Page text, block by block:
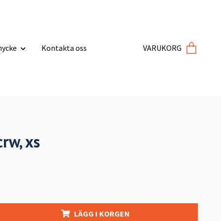
Kontakta oss VARUKORG
xs
LÄGG I KORGEN